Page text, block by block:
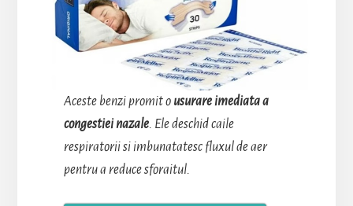
Aceste benzi promit o usurare imediata a
congestiei nazale. Ele deschid caile
respiratorii si imbunatatesc fluxul de aer
pentru a reduce sforaitul.